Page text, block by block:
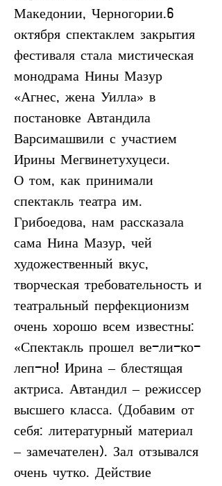
Македонии, Черногории.6
октября спектаклем закрытия
фестиваля стала мистическая
монодрама Нины Мазур
«Агнес, жена Уилла» в
постановке Автандила
Варсимашвили с участием
Ирины Мегвинетухуцеси.
О том, как принимали
спектакль театра им.
Грибоедова, нам рассказала
сама Нина Мазур, чей
художественный вкус,
творческая требовательность и
театральный перфекционизм
очень хорошо всем известны:
«Спектакль прошел ве-ли-ко-
леп-но! Ирина – блестящая
актриса. Автандил – режиссер
высшего класса. (Добавим от
себя: литературный материал
– замечателен). Зал отзывался
очень чутко. Действие